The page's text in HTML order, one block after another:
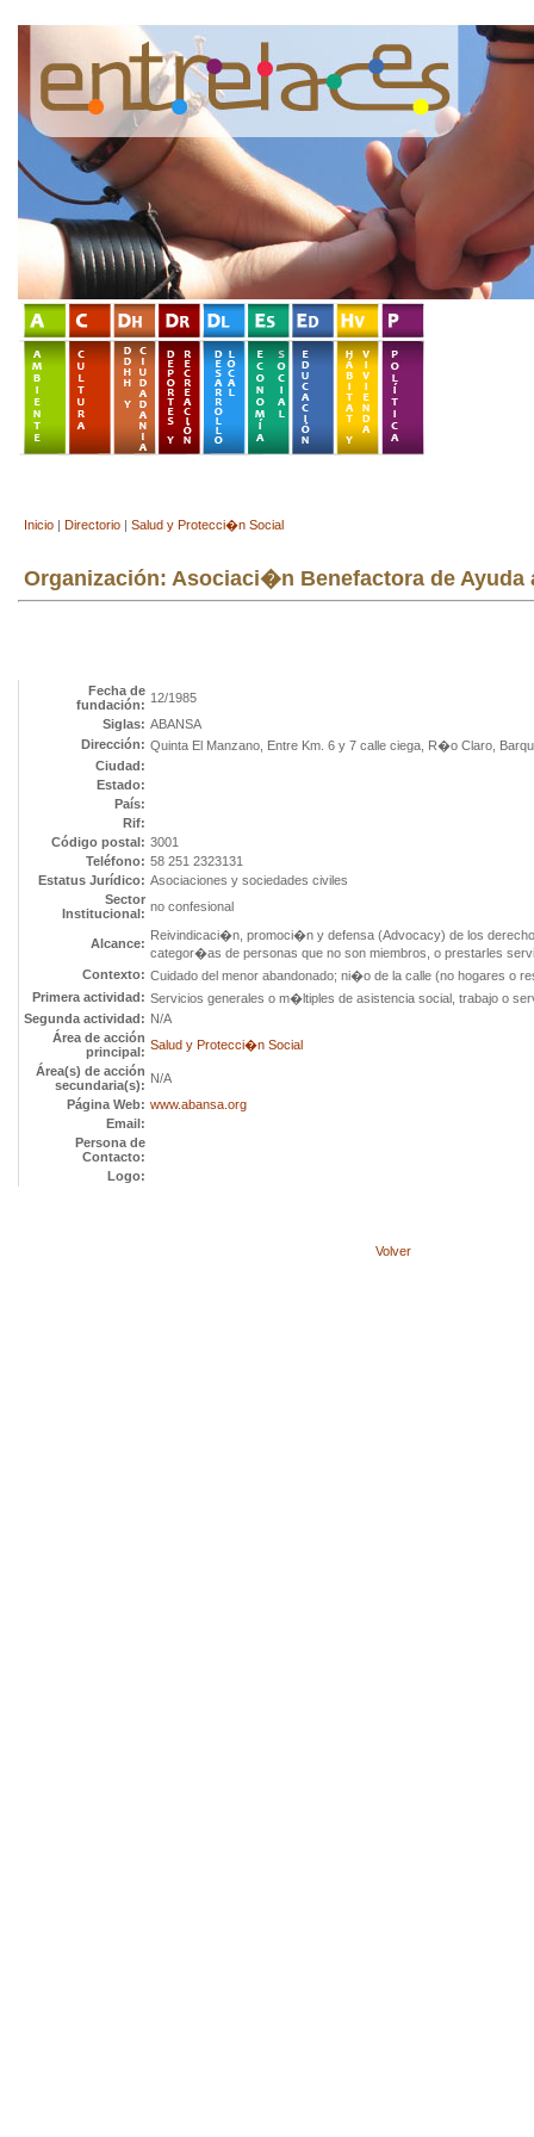
Inicio | Directorio | Salud y Protecci�n Social
Organización: Asociaci�n Benefactora de
Fecha de
fundación: 12/1985
Siglas: ABANSA
Dirección: Quinta El Manzano, Entre Km. 6 y 7 calle ciega, R�o Claro,
Ciudad:
Estado:
País:
Rif:
Código postal: 3001
Teléfono: 58 251 2323131
Estatus Jurídico: Asociaciones y sociedades civiles
Sector
Institucional: no confesional
Alcance:
Reivindicaci�n, promoci�n y defensa (Advocacy) de los
categor�as de personas que no son miembros, o prestarles
Contexto: Cuidado del menor abandonado; ni�o de la calle (no hogares o
Primera actividad: Servicios generales o m�ltiples de asistencia social, trabajo o
Segunda actividad: N/A
Área de acción
principal: Salud y Protecci�n Social
Área(s) de acción
secundaria(s): N/A
Página Web: www.abansa.org
Email:
Persona de
Contacto:
Logo:
Volver